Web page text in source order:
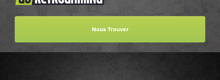
Services
Nous Trouver